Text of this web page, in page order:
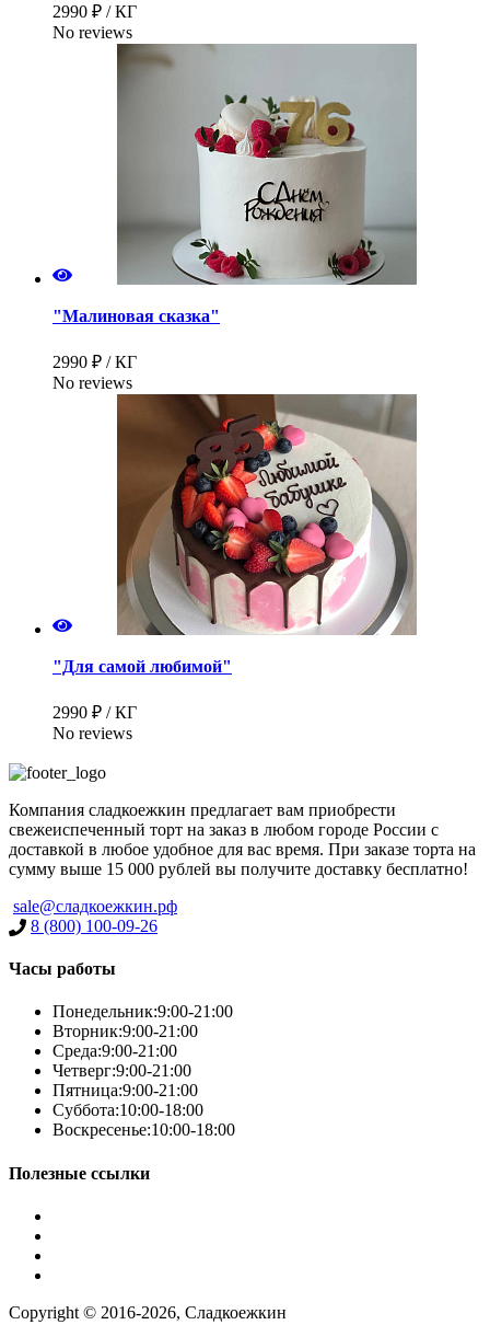
2990 ₽ / КГ
No reviews
"Малиновая сказка"
2990 ₽ / КГ
No reviews
"Для самой любимой"
2990 ₽ / КГ
No reviews
Компания сладкоежкин предлагает вам приобрести
свежеиспеченный торт на заказ в любом городе России с
доставкой в любое удобное для вас время. При заказе торта на
сумму выше 15 000 рублей вы получите доставку бесплатно!
sale@сладкоежкин.рф
8 (800) 100-09-26
Часы работы
Понедельник:9:00-21:00
Вторник:9:00-21:00
Среда:9:00-21:00
Четверг:9:00-21:00
Пятница:9:00-21:00
Суббота:10:00-18:00
Воскресенье:10:00-18:00
Полезные ссылки
Copyright © 2016-2026, Сладкоежкин